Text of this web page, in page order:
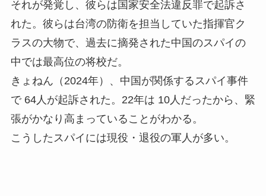
それが発覚し、彼らは国家安全法違反罪で起訴さ
れた。彼らは台湾の防衛を担当していた指揮官ク
ラスの大物で、過去に摘発された中国のスパイの
中では最高位の将校だ。
きょねん（2024年）、中国が関係するスパイ事件
で 64人が起訴された。22年は 10人だったから、緊
張がかなり高まっていることがわかる。
こうしたスパイには現役・退役の軍人が多い。